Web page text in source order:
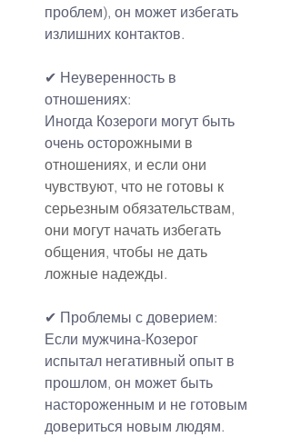
проблем), он может избегать
излишних контактов.
✔ Неуверенность в
отношениях:
Иногда Козероги могут быть
очень осторожными в
отношениях, и если они
чувствуют, что не готовы к
серьезным обязательствам,
они могут начать избегать
общения, чтобы не дать
ложные надежды.
✔ Проблемы с доверием:
Если мужчина-Козерог
испытал негативный опыт в
прошлом, он может быть
настороженным и не готовым
довериться новым людям.